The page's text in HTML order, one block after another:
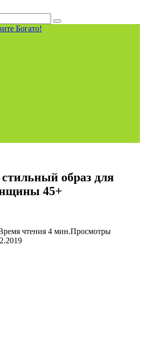
образ для
45+
чтения 4 мин.Просмотры